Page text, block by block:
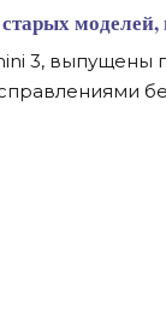
моделей,
3, выпущены